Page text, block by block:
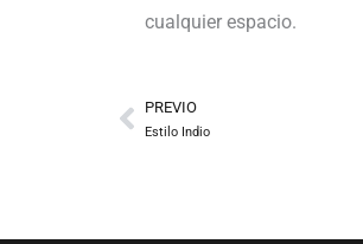
cualquier espacio.
Prev
PREVIO
Estilo Indio